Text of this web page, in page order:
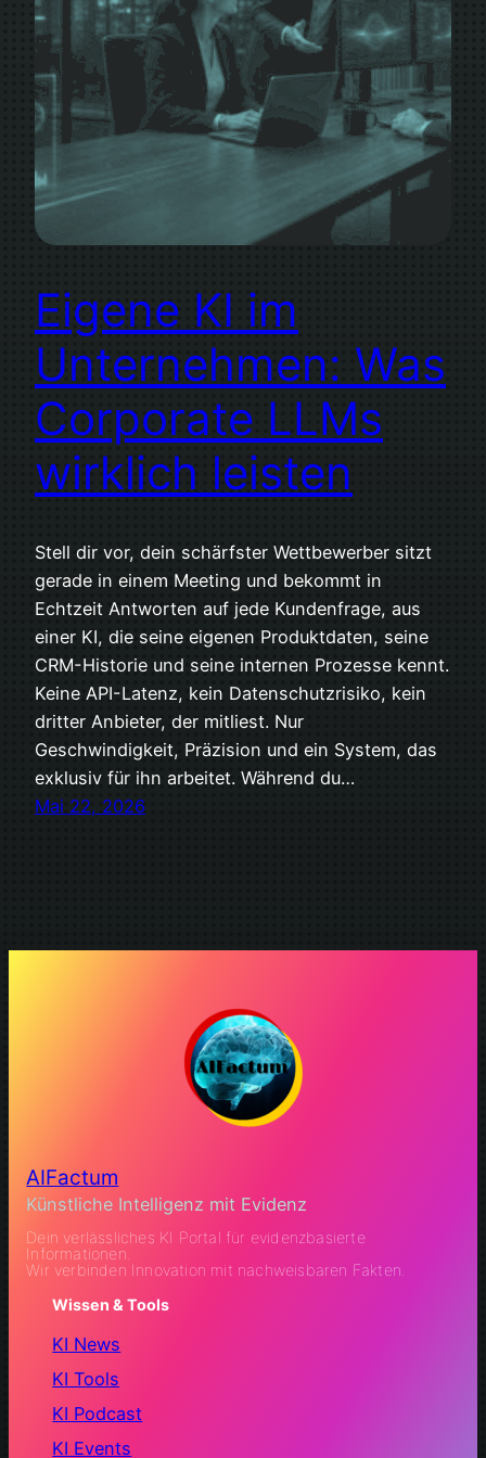
Eigene KI im
Unternehmen: Was
Corporate LLMs
wirklich leisten
Stell dir vor, dein schärfster Wettbewerber sitzt
gerade in einem Meeting und bekommt in
Echtzeit Antworten auf jede Kundenfrage, aus
einer KI, die seine eigenen Produktdaten, seine
CRM-Historie und seine internen Prozesse kennt.
Keine API-Latenz, kein Datenschutzrisiko, kein
dritter Anbieter, der mitliest. Nur
Geschwindigkeit, Präzision und ein System, das
exklusiv für ihn arbeitet. Während du…
Mai 22, 2026
AIFactum
Künstliche Intelligenz mit Evidenz
Dein verlässliches KI Portal für evidenzbasierte
Informationen.
Wir verbinden Innovation mit nachweisbaren Fakten.
Wissen & Tools
KI News
KI Tools
KI Podcast
KI Events